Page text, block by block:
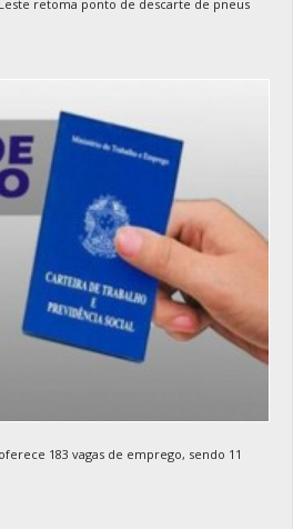
retoma ponto de descarte de pneus
183 vagas de emprego, sendo 11